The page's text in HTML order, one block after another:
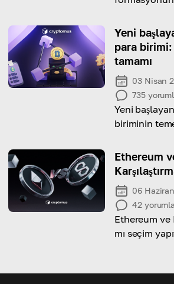
Yeni
para birimi:
tamamı
03 Nisan
735
Yeni
biriminin
Ethereum
06
42
Ethereum ve
mı seçim
keşfedin.